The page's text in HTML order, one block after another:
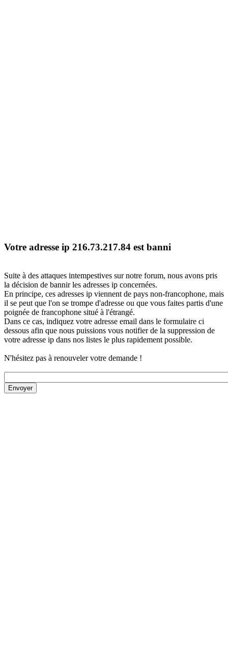
Votre adresse ip 216.73.217.84 est banni
Suite à des attaques intempestives sur notre forum, nous avons pris
la décision de bannir les adresses ip concernées.
En principe, ces adresses ip viennent de pays non-francophone, mais
il se peut que l'on se trompe d'adresse ou que vous faites partis d'une
poignée de francophone situé à l'étrangé.
Dans ce cas, indiquez votre adresse email dans le formulaire ci
dessous afin que nous puissions vous notifier de la suppression de
votre adresse ip dans nos listes le plus rapidement possible.
N'hésitez pas à renouveler votre demande !